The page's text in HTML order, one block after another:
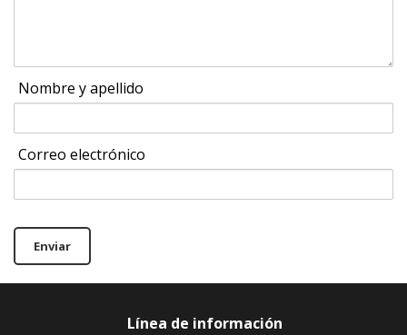
Nombre y apellido
Correo electrónico
Enviar
Línea de información